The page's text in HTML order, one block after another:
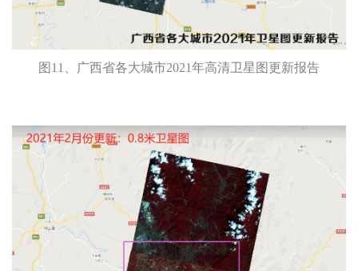
图11、广西省各大城市2021年高清卫星图更新报告